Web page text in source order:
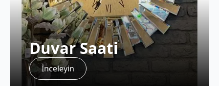
Duvar Saati
İnceleyin